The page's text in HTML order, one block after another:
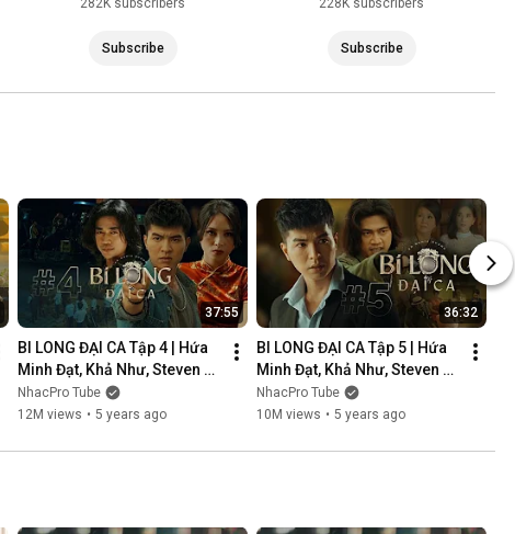
282K subscribers
Subscribe
228K subscribers
Subscribe
37:55
BI LONG ĐẠI CA Tập 4 | Hứa
Minh Đạt, Khả Như, Steven
Nguyễn, Lợi Trần |
Webdrama Yang Hồ 2021
NhacPro Tube
12M views • 5 years ago
36:32
BI LONG ĐẠI CA Tập 5 | Hứa
Minh Đạt, Khả Như, Steven
Nguyễn, Lợi Trần |
Webdrama Yang Hồ 2021
NhacPro Tube
10M views • 5 years ago